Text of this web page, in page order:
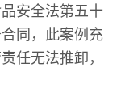
安全法第五十
同，此案例充
任无法推卸，